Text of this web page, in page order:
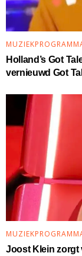
Holland’s Got
vernieuwd Got
Joost Klein zorgt